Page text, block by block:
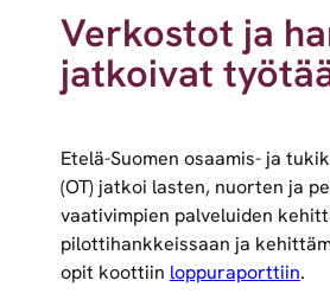
Verkostot ja
jatkoivat
Etelä-Suomen osaamis- ja
(OT) jatkoi lasten, nuorten ja
vaativimpien palveluiden
pilottihankkeissaan ja
opit koottiin loppuraporttiin.